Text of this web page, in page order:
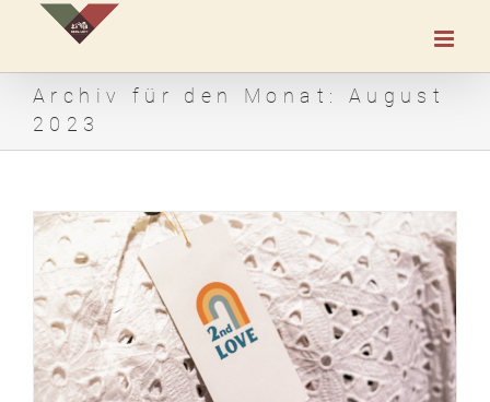
Archiv für den Monat: August
2023